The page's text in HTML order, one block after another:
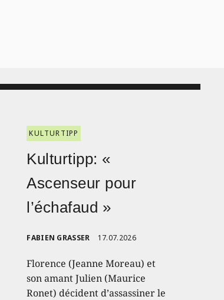
KULTURTIPP
Kulturtipp: «
Ascenseur pour
l’échafaud »
FABIEN GRASSER 17.07.2026
Florence (Jeanne Moreau) et
son amant Julien (Maurice
Ronet) décident d’assassiner le